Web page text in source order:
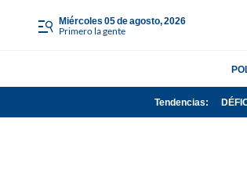
miércoles 05 de agosto, 2026
Primero la gente
Tendencias: